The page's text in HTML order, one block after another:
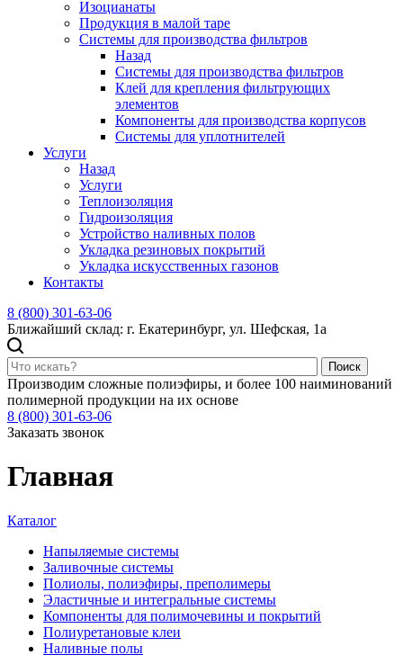
Изоцианаты
Продукция в малой таре
Системы для производства фильтров
Назад
Системы для производства фильтров
Клей для крепления фильтрующих
элементов
Компоненты для производства корпусов
Системы для уплотнителей
Услуги
Назад
Услуги
Теплоизоляция
Гидроизоляция
Устройство наливных полов
Укладка резиновых покрытий
Укладка искусственных газонов
Контакты
8 (800) 301-63-06
Ближайший склад: г. Екатеринбург, ул. Шефская, 1а
Поиск
Производим сложные полиэфиры, и более 100 наиминований
полимерной продукции на их основе
8 (800) 301-63-06
Заказать звонок
Главная
Каталог
Напыляемые системы
Заливочные системы
Полиолы, полиэфиры, преполимеры
Эластичные и интегральные системы
Компоненты для полимочевины и покрытий
Полиуретановые клеи
Наливные полы